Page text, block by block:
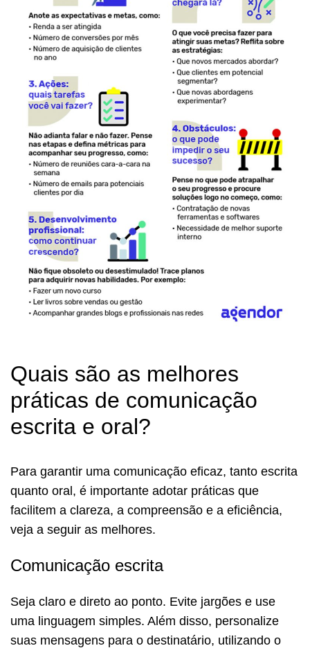
Quais são as melhores
práticas de comunicação
escrita e oral?
Para garantir uma comunicação eficaz, tanto escrita
quanto oral, é importante adotar práticas que
facilitem a clareza, a compreensão e a eficiência,
veja a seguir as melhores.
Comunicação escrita
Seja claro e direto ao ponto. Evite jargões e use
uma linguagem simples. Além disso, personalize
suas mensagens para o destinatário, utilizando o